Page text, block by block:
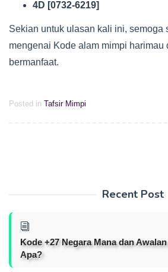
4D [0732-6219]
Sekian untuk ulasan kali ini, semoga
mengenai Kode alam mimpi harimau
bermanfaat.
Posted in Tafsir Mimpi
Recent Post
Kode +27 Negara Mana dan
Apa?